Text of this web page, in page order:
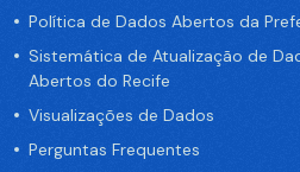
Política de Dados Abertos da
Sistemática de Atualização de
Abertos do Recife
Visualizações de Dados
Perguntas Frequentes